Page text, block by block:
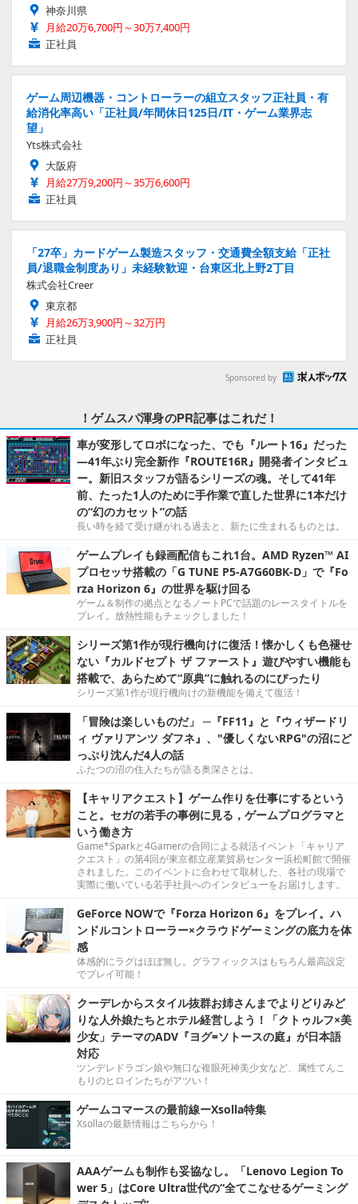
神奈川県
月給20万6,700円～30万7,400円
正社員
ゲーム周辺機器・コントローラーの組立スタッフ正社員・有
給消化率高い「正社員/年間休日125日/IT・ゲーム業界志
望」
Yts株式会社
大阪府
月給27万9,200円～35万6,600円
正社員
「27卒」カードゲーム製造スタッフ・交通費全額支給「正社
員/退職金制度あり」未経験歓迎・台東区北上野2丁目
株式会社Creer
東京都
月給26万3,900円～32万円
正社員
Sponsored by
！ゲムスパ渾身のPR記事はこれだ！
車が変形してロボになった、でも『ルート16』だった
―41年ぶり完全新作『ROUTE16R』開発者インタビュ
ー。新旧スタッフが語るシリーズの魂。そして41年
前、たった1人のために手作業で直した世界に1本だけ
の“幻のカセット”の話
長い時を経て受け継がれる過去と、新たに生まれるものとは。
ゲームプレイも録画配信もこれ1台。AMD Ryzen™ AI
プロセッサ搭載の「G TUNE P5-A7G60BK-D」で『Fo
rza Horizon 6』の世界を駆け回る
ゲーム＆制作の拠点となるノートPCで話題のレースタイトルを
プレイ。放熱性能もチェックしました！
シリーズ第1作が現行機向けに復活！懐かしくも色褪せ
ない『カルドセプト ザ ファースト』遊びやすい機能も
搭載で、あらためて“原典”に触れるのにぴったり
シリーズ第1作が現行機向けの新機能を備えて復活！
「冒険は楽しいものだ」 ─『FF11』と『ウィザードリ
ィ ヴァリアンツ ダフネ』、"優しくないRPG"の沼にど
っぷり沈んだ4人の話
ふたつの沼の住人たちが語る奥深さとは。
【キャリアクエスト】ゲーム作りを仕事にするという
こと。セガの若手の事例に見る，ゲームプログラマと
いう働き方
Game*Sparkと4Gamerの合同による就活イベント「キャリア
クエスト」の第4回が東京都立産業貿易センター浜松町館で開催
されました。このイベントに合わせて取材した、各社の現場で
実際に働いている若手社員へのインタビューをお届けします。
GeForce NOWで『Forza Horizon 6』をプレイ。ハ
ンドルコントローラー×クラウドゲーミングの底力を体
感
体感的にラグはほぼ無し。グラフィックスはもちろん最高設定
でプレイ可能！
クーデレからスタイル抜群お姉さんまでよりどりみど
りな人外娘たちとホテル経営しよう！「クトゥルフ×美
少女」テーマのADV『ヨグ=ソトースの庭』が日本語
対応
ツンデレドラゴン娘や無口な複眼死神美少女など、属性てんこ
もりのヒロインたちがアツい！
ゲームコマースの最前線ーXsolla特集
Xsollaの最新情報はこちらから！
AAAゲームも制作も妥協なし。「Lenovo Legion To
wer 5」はCore Ultra世代の“全てこなせるゲーミング